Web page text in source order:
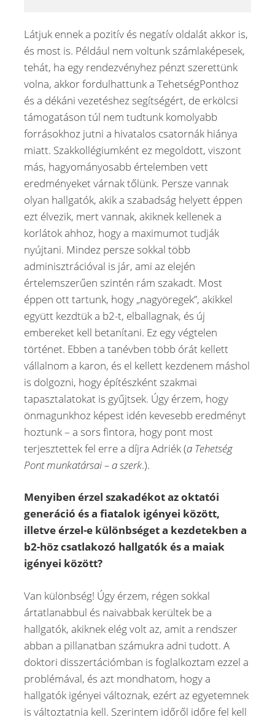
Látjuk ennek a pozitív és negatív oldalát akkor is,
és most is. Például nem voltunk számlaképesek,
tehát, ha egy rendezvényhez pénzt szerettünk
volna, akkor fordulhattunk a TehetségPonthoz
és a dékáni vezetéshez segítségért, de erkölcsi
támogatáson túl nem tudtunk komolyabb
forrásokhoz jutni a hivatalos csatornák hiánya
miatt. Szakkollégiumként ez megoldott, viszont
más, hagyományosabb értelemben vett
eredményeket várnak tőlünk. Persze vannak
olyan hallgatók, akik a szabadság helyett éppen
ezt élvezik, mert vannak, akiknek kellenek a
korlátok ahhoz, hogy a maximumot tudják
nyújtani. Mindez persze sokkal több
adminisztrációval is jár, ami az elején
értelemszerűen szintén rám szakadt. Most
éppen ott tartunk, hogy „nagyöregek”, akikkel
együtt kezdtük a b2-t, elballagnak, és új
embereket kell betanítani. Ez egy végtelen
történet. Ebben a tanévben több órát kellett
vállalnom a karon, és el kellett kezdenem máshol
is dolgozni, hogy építészként szakmai
tapasztalatokat is gyűjtsek. Úgy érzem, hogy
önmagunkhoz képest idén kevesebb eredményt
hoztunk – a sors fintora, hogy pont most
terjesztettek fel erre a díjra Adriék (a Tehetség
Pont munkatársai – a szerk.).
Menyiben érzel szakadékot az oktatói
generáció és a fiatalok igényei között,
illetve érzel-e különbséget a kezdetekben a
b2-höz csatlakozó hallgatók és a maiak
igényei között?
Van különbség! Úgy érzem, régen sokkal
ártatlanabbul és naivabbak kerültek be a
hallgatók, akiknek elég volt az, amit a rendszer
abban a pillanatban számukra adni tudott. A
doktori disszertációmban is foglalkoztam ezzel a
problémával, és azt mondhatom, hogy a
hallgatók igényei változnak, ezért az egyetemnek
is változtatnia kell. Szerintem időről időre fel kell